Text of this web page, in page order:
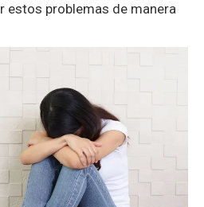
estos problemas de manera